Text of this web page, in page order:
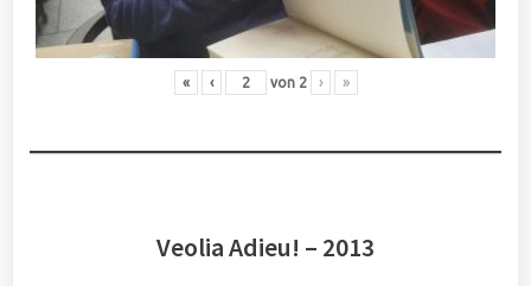
« ‹ von 2 › »
Veolia Adieu! – 2013